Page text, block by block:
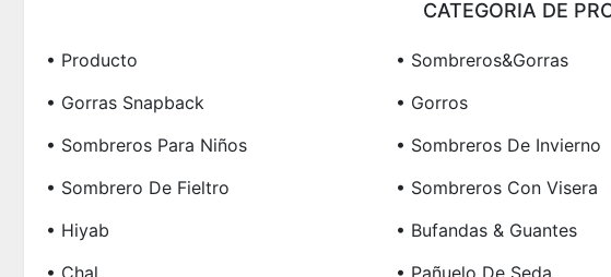
CATEGORIA DE
• Producto • Sombreros&Gorras
• Gorras Snapback
• Gorros
• Sombreros Para Niños
• Sombreros De Invierno
• Sombrero De Fieltro
• Sombreros Con Visera
• Hiyab
• Bufandas & Guantes